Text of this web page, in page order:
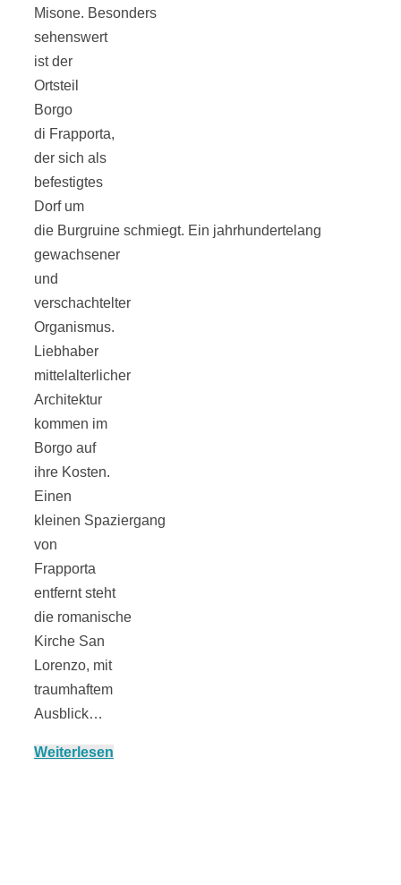
Misone. Besonders
sehenswert
ist der
Ortsteil
Borgo
di Frapporta,
der sich als
befestigtes
Dorf um
die Burgruine schmiegt. Ein jahrhundertelang
gewachsener
und
verschachtelter
Organismus.
Liebhaber
mittelalterlicher
Architektur
kommen im
Borgo auf
ihre Kosten.
Einen
kleinen Spaziergang
von
Frapporta
entfernt steht
die romanische
Kirche San
Lorenzo, mit
traumhaftem
Ausblick…
Weiterlesen
2021: